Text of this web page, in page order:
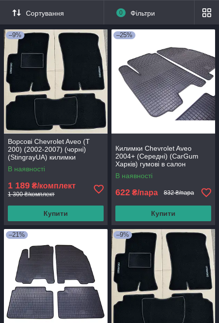
Сортування 0 Фільтри
–9%
Ворсові Chevrolet Aveo (Т
200) (2002-2007) (чорні)
(StingrayUA) килимки
текстильні в салон авто
В наявності
1 189 ₴/комплект
1 300 ₴/комплект
Купити
–25%
Килимки Chevrolet Aveo
2004+ (Середні) (CarGum
Харків) гумові в салон
В наявності
622 ₴/пара 832 ₴/пара
Купити
–21% –9%